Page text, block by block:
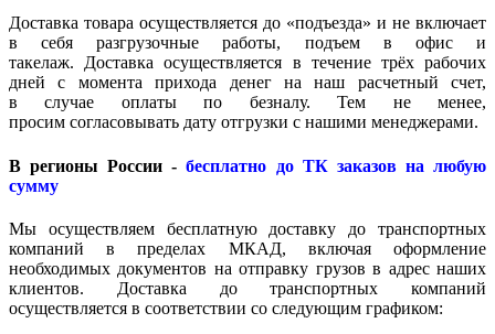
Доставка товара осуществляется до «подъезда» и не включает
в себя разгрузочные работы, подъем в офис и
такелаж. Доставка осуществляется в течение трёх рабочих
дней с момента прихода денег на наш расчетный счет,
в случае оплаты по безналу. Тем не менее,
просим согласовывать дату отгрузки с нашими менеджерами.
В регионы России -бесплатно до ТК заказов на любую
сумму
Мы осуществляем бесплатную доставку до транспортных
компаний в пределах МКАД, включая оформление
необходимых документов на отправку грузов в адрес наших
клиентов. Доставка до транспортных компаний
осуществляется в соответствии со следующим графиком: